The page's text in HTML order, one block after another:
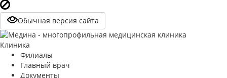
Обычная версия сайта
Клиника
Филиалы
Главный врач
Документы